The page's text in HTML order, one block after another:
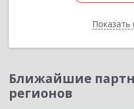
Показать
Ближайшие
регионов